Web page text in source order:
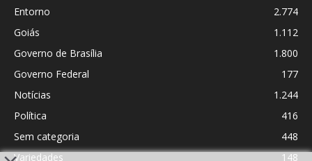
Entorno
2.774
Goiás
1.112
Governo de Brasília
1.800
Governo Federal
177
Notícias
1.244
Política
416
Sem categoria
448
Variedades
148